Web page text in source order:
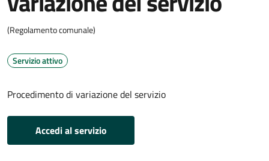
(Regolamento comunale)
Servizio attivo
Procedimento di variazione del servizio
Accedi al servizio